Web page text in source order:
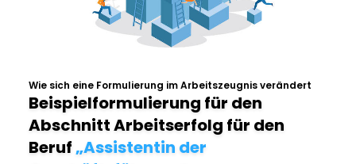
Wie sich eine Formulierung im Arbeitszeugnis verändert
Beispielformulierung für den
Abschnitt Arbeitserfolg für den
Beruf„Assistentin der